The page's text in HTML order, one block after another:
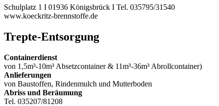
Schulplatz 1 I 01936 Königsbrück I Tel. 035795/31540
www.koeckritz-brennstoffe.de
Trepte-Entsorgung
Containerdienst
von 1,5m³-10m³ Absetzcontainer & 11m³-36m³ Abrollcontainer)
Anlieferungen
von Baustoffen, Rindenmulch und Mutterboden
Abriss und Beräumung
Tel. 035207/81208